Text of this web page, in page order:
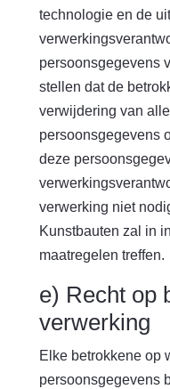
technologie en de
persoonsgegevens
stellen dat de
verwijdering van
persoonsgegevens
deze
verwerking niet
Kunstbauten zal in
maatregelen treffen.
e) Recht op
verwerking
Elke betrokkene op
persoonsgegevens